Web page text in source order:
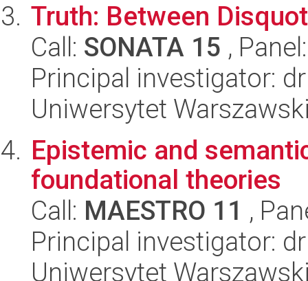
Truth: Between
Call: SONATA 15 ,
Principal investigator:
Uniwersytet
Epistemic and
foundational theories
Call: MAESTRO 11 ,
Principal investigator:
Uniwersytet